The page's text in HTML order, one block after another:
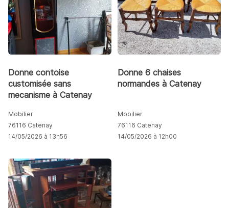
Donne contoise
customisée sans
mecanisme à Catenay
Mobilier
76116 Catenay
14/05/2026 à 13h56
Donne 6 chaises
normandes à Catenay
Mobilier
76116 Catenay
14/05/2026 à 12h00